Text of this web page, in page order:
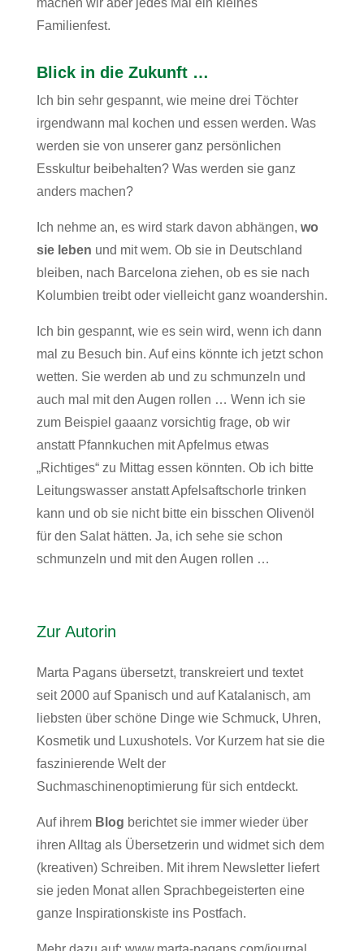
machen wir aber jedes Mal ein kleines
Familienfest.
Blick in die Zukunft …
Ich bin sehr gespannt, wie meine drei Töchter
irgendwann mal kochen und essen werden. Was
werden sie von unserer ganz persönlichen
Esskultur beibehalten? Was werden sie ganz
anders machen?
Ich nehme an, es wird stark davon abhängen, wo
sie leben und mit wem. Ob sie in Deutschland
bleiben, nach Barcelona ziehen, ob es sie nach
Kolumbien treibt oder vielleicht ganz woandershin.
Ich bin gespannt, wie es sein wird, wenn ich dann
mal zu Besuch bin. Auf eins könnte ich jetzt schon
wetten. Sie werden ab und zu schmunzeln und
auch mal mit den Augen rollen … Wenn ich sie
zum Beispiel gaaanz vorsichtig frage, ob wir
anstatt Pfannkuchen mit Apfelmus etwas
„Richtiges“ zu Mittag essen könnten. Ob ich bitte
Leitungswasser anstatt Apfelsaftschorle trinken
kann und ob sie nicht bitte ein bisschen Olivenöl
für den Salat hätten. Ja, ich sehe sie schon
schmunzeln und mit den Augen rollen …
Zur Autorin
Marta Pagans übersetzt, transkreiert und textet
seit 2000 auf Spanisch und auf Katalanisch, am
liebsten über schöne Dinge wie Schmuck, Uhren,
Kosmetik und Luxushotels. Vor Kurzem hat sie die
faszinierende Welt der
Suchmaschinenoptimierung für sich entdeckt.
Auf ihrem Blog berichtet sie immer wieder über
ihren Alltag als Übersetzerin und widmet sich dem
(kreativen) Schreiben. Mit ihrem Newsletter liefert
sie jeden Monat allen Sprachbegeisterten eine
ganze Inspirationskiste ins Postfach.